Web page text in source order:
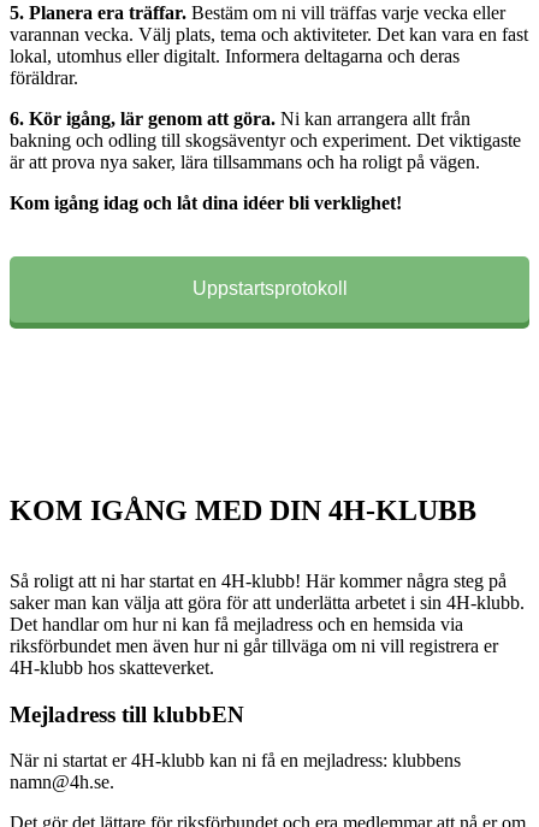
5. Planera era träffar. Bestäm om ni vill träffas varje vecka eller
varannan vecka. Välj plats, tema och aktiviteter. Det kan vara en fast
lokal, utomhus eller digitalt. Informera deltagarna och deras
föräldrar.
6. Kör igång, lär genom att göra. Ni kan arrangera allt från
bakning och odling till skogsäventyr och experiment. Det viktigaste
är att prova nya saker, lära tillsammans och ha roligt på vägen.
Kom igång idag och låt dina idéer bli verklighet!
Uppstartsprotokoll
KOM IGÅNG MED DIN 4H-KLUBB
Så roligt att ni har startat en 4H-klubb! Här kommer några steg på
saker man kan välja att göra för att underlätta arbetet i sin 4H-klubb.
Det handlar om hur ni kan få mejladress och en hemsida via
riksförbundet men även hur ni går tillväga om ni vill registrera er
4H-klubb hos skatteverket.
Mejladress till klubbEN
När ni startat er 4H-klubb kan ni få en mejladress: klubbens
namn@4h.se.